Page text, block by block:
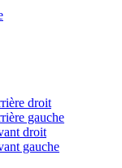
droit
gauche
droit
gauche